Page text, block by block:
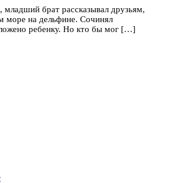
брат рассказывал друзьям,
море на дельфине. Сочинял
ребенку. Но кто бы мог […]